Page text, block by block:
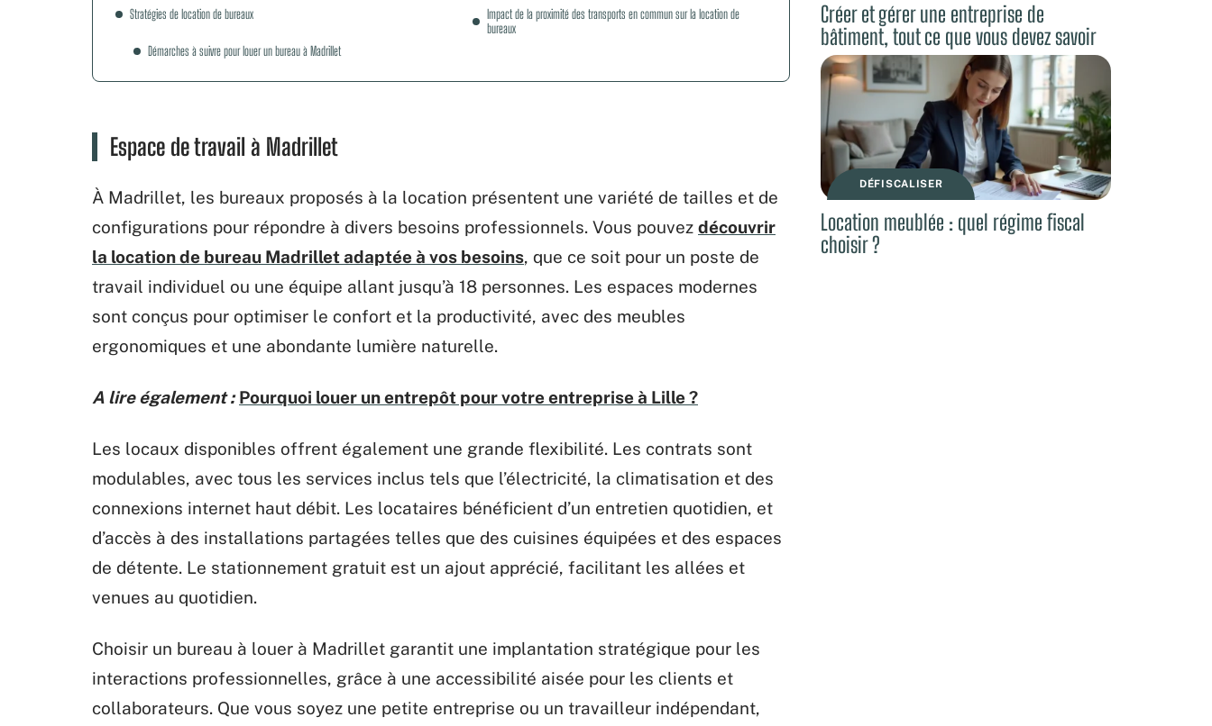
Stratégies de location de bureaux
Démarches à suivre pour louer un bureau à Madrillet
Impact de la proximité des transports en commun sur la location de
bureaux
Espace de travail à Madrillet
À Madrillet, les bureaux proposés à la location présentent une variété de tailles et de
configurations pour répondre à divers besoins professionnels. Vous pouvez découvrir
la location de bureau Madrillet adaptée à vos besoins, que ce soit pour un poste de
travail individuel ou une équipe allant jusqu’à 18 personnes. Les espaces modernes
sont conçus pour optimiser le confort et la productivité, avec des meubles
ergonomiques et une abondante lumière naturelle.
A lire également : Pourquoi louer un entrepôt pour votre entreprise à Lille ?
Les locaux disponibles offrent également une grande flexibilité. Les contrats sont
modulables, avec tous les services inclus tels que l’électricité, la climatisation et des
connexions internet haut débit. Les locataires bénéficient d’un entretien quotidien, et
d’accès à des installations partagées telles que des cuisines équipées et des espaces
de détente. Le stationnement gratuit est un ajout apprécié, facilitant les allées et
venues au quotidien.
Choisir un bureau à louer à Madrillet garantit une implantation stratégique pour les
interactions professionnelles, grâce à une accessibilité aisée pour les clients et
collaborateurs. Que vous soyez une petite entreprise ou un travailleur indépendant,
Créer et gérer une entreprise de
bâtiment, tout ce que vous devez savoir
DÉFISCALISER
Location meublée : quel régime fiscal
choisir ?